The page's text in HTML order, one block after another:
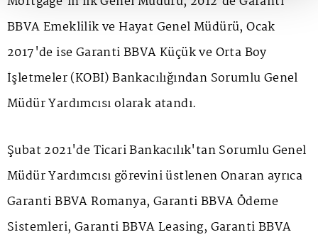
BBVA Emeklilik ve Hayat Genel Müdürü, Ocak
2017'de ise Garanti BBVA Küçük ve Orta Boy
İşletmeler (KOBİ) Bankacılığından Sorumlu Genel
Müdür Yardımcısı olarak atandı.
Şubat 2021'de Ticari Bankacılık'tan Sorumlu Genel
Müdür Yardımcısı görevini üstlenen Onaran ayrıca
Garanti BBVA Romanya, Garanti BBVA Ödeme
Sistemleri, Garanti BBVA Leasing, Garanti BBVA